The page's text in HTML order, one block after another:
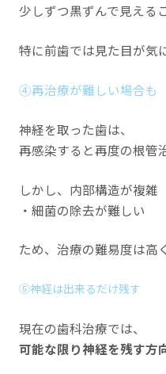
少しずつ黒ずんで見える
特に前歯では見た目が気
④再治療が難しい場合も
神経を取った歯は、
再感染すると再度の根管
しかし、内部構造が複雑
・細菌の除去が難しい
ため、治療の難易度は高
⑤神経は出来るだけ残す
現在の歯科治療では、
可能な限り神経を残す方